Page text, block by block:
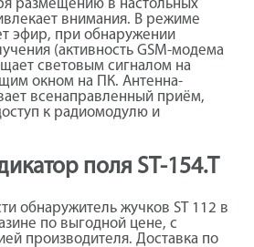
размещению в настольных
внимания. В режиме
эфир, при обнаружении
(активность GSM-модема
световым сигналом на
окном на ПК. Антенна-
всенаправленный приём,
к радиомодулю и
поля ST-154.T
обнаружитель жучков ST 112 в
по выгодной цене, с
производителя. Доставка по